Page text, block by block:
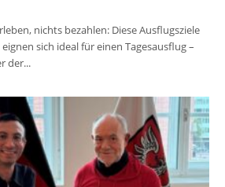
nichts bezahlen: Diese Ausflugsziele
sich ideal für einen Tagesausflug –
der...